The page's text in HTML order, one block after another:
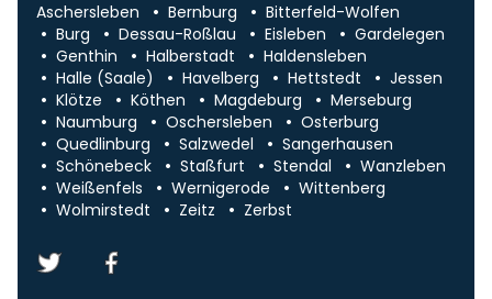
Aschersleben Bernburg
Bitterfeld-Wolfen
Burg
Dessau-Roßlau Eisleben
Gardelegen
Genthin
Halberstadt
Haldensleben
Halle (Saale)
Havelberg Hettstedt
Jessen
Klötze
Köthen Magdeburg
Merseburg
Naumburg
Oschersleben
Osterburg
Quedlinburg
Salzwedel
Sangerhausen
Schönebeck
Staßfurt Stendal
Wanzleben
Weißenfels
Wernigerode
Wittenberg
Wolmirstedt
Zeitz Zerbst